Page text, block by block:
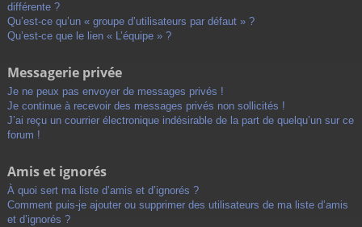
différente ?
Qu’est-ce qu’un « groupe d’utilisateurs par défaut » ?
Qu’est-ce que le lien « L’équipe » ?
Messagerie privée
Je ne peux pas envoyer de messages privés !
Je continue à recevoir des messages privés non sollicités !
J’ai reçu un courrier électronique indésirable de la part de quelqu’un sur ce
forum !
Amis et ignorés
À quoi sert ma liste d’amis et d’ignorés ?
Comment puis-je ajouter ou supprimer des utilisateurs de ma liste d’amis
et d’ignorés ?